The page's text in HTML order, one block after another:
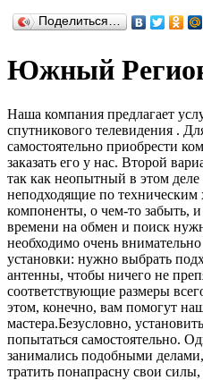
Поделиться…
Южный
Наша компания предлагает
спутникового телевидения .
самостоятельно приобрести
заказать его у нас. Второй
так как неопытный в этом
неподходящие по техническим
компоненты, о чем-то забыть,
времени на обмен и поиск
необходимо очень
установки: нужно выбрать
антенны, чтобы ничего не
соответствующие размеры
этом, конечно, вам помогут
мастера.Безусловно,
попытаться самостоятельно.
занимались подобными
тратить понапрасну свои